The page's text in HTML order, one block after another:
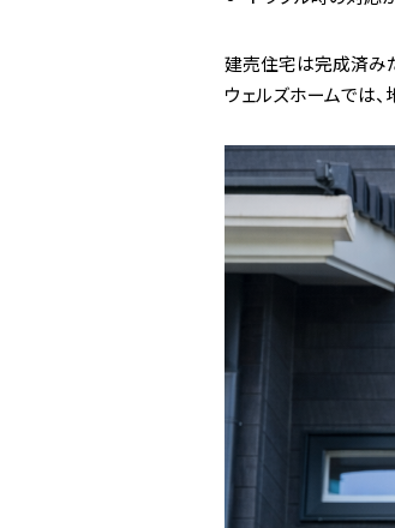
建売住宅は完成済み
ウェルズホームでは